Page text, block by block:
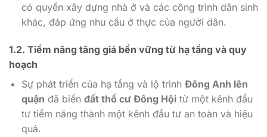
có quyền xây dựng nhà ở và các công trình dân sinh
khác, đáp ứng nhu cầu ở thực của người dân.
1.2. Tiềm năng tăng giá bền vững từ hạ tầng và quy
hoạch
Sự phát triển của hạ tầng và lộ trình Đông Anh lên
quận đã biến đất thổ cư Đông Hộitừ một kênh đầu
tư tiềm năng thành một kênh đầu tư an toàn và hiệu
quả.